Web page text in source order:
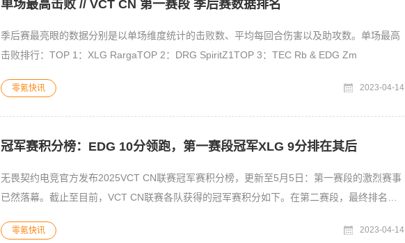
单场最高击败 // VCT CN 第一赛段 季后赛数据排名
季后赛最亮眼的数据分别是以单场维度统计的击败数、平均每回合伤害以及助攻数。单场最高
击败排行：TOP 1：XLG RargaTOP 2：DRG SpiritZ1TOP 3：TEC Rb & EDG Zm
零氪快讯 2023-04-14
冠军赛积分榜：EDG 10分领跑，第一赛段冠军XLG 9分排在其后
无畏契约电竞官方发布2025VCT CN联赛冠军赛积分榜，更新至5月5日：第一赛段的激烈赛事
已然落幕。截止至目前，VCT CN联赛各队获得的冠军赛积分如下。在第二赛段，最终排名前
零氪快讯 2023-04-14